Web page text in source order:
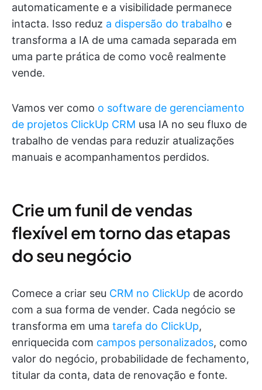
automaticamente e a visibilidade permanece
intacta. Isso reduz a dispersão do trabalho e
transforma a IA de uma camada separada em
uma parte prática de como você realmente
vende.
Vamos ver como o software de gerenciamento
de projetos ClickUp CRM usa IA no seu fluxo de
trabalho de vendas para reduzir atualizações
manuais e acompanhamentos perdidos.
Crie um funil de vendas
flexível em torno das etapas
do seu negócio
Comece a criar seu CRM no ClickUp de acordo
com a sua forma de vender. Cada negócio se
transforma em uma tarefa do ClickUp,
enriquecida com campos personalizados, como
valor do negócio, probabilidade de fechamento,
titular da conta, data de renovação e fonte.